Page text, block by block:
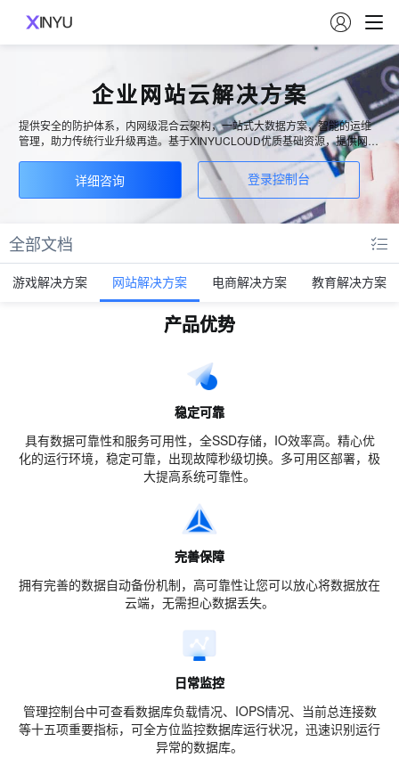

企业网站云解决方案
提供安全的防护体系，内网级混合云架构，一站式大数据方案，智能的运维
管理，助力传统行业升级再造。基于XINYUCLOUD优质基础资源，提供网站
建设的一站式服务，涵盖PC站、手机站、H5站、公众号等多种类型，通过私
密独立系统满足各行业客户网站建设需求，助力政企客户信息化转型。
详细咨询 登录控制台
全部文档
游戏解决方案 网站解决方案 电商解决方案 教育解决方案
产品优势
稳定可靠
具有数据可靠性和服务可用性，全SSD存储，IO效率高。精心优
化的运行环境，稳定可靠，出现故障秒级切换。多可用区部署，极
大提高系统可靠性。
完善保障
拥有完善的数据自动备份机制，高可靠性让您可以放心将数据放在
云端，无需担心数据丢失。
日常监控
管理控制台中可查看数据库负载情况、IOPS情况、当前总连接数
等十五项重要指标，可全方位监控数据库运行状况，迅速识别运行
异常的数据库。